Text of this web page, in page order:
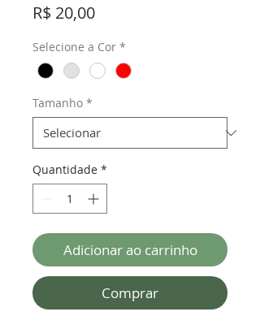
R$ 20,00Preço
Selecione a Cor *
Tamanho *
Quantidade *
Adicionar ao carrinho
Comprar